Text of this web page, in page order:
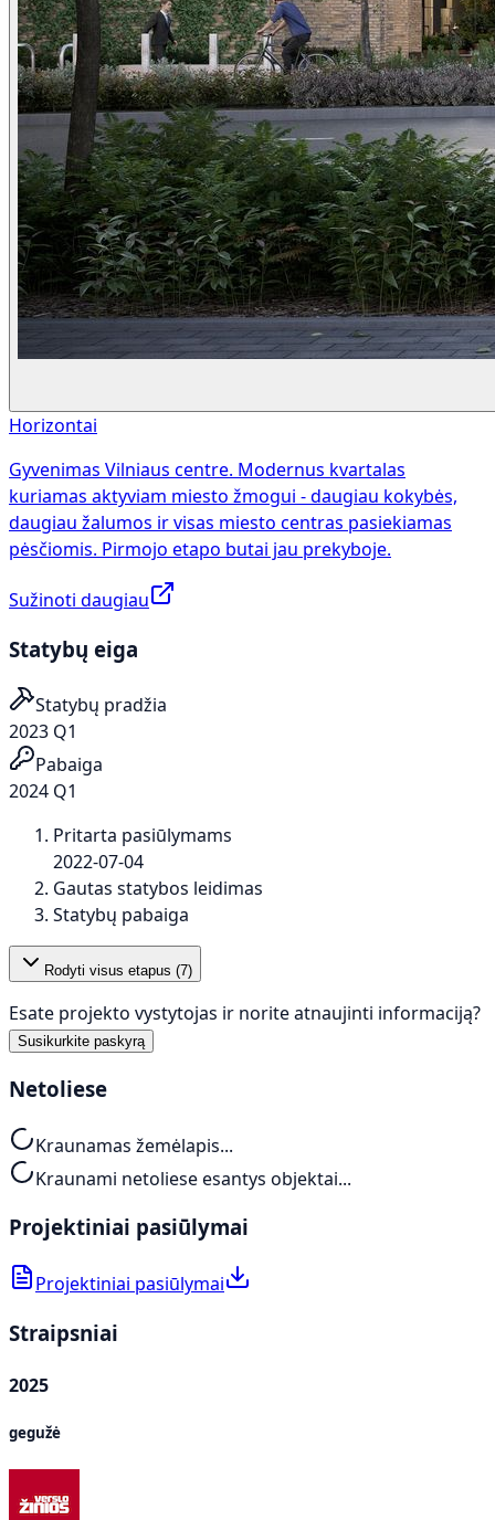
Horizontai
Gyvenimas Vilniaus centre. Modernus kvartalas
kuriamas aktyviam miesto žmogui - daugiau kokybės,
daugiau žalumos ir visas miesto centras pasiekiamas
pėsčiomis. Pirmojo etapo butai jau prekyboje.
Sužinoti daugiau
Statybų eiga
Statybų pradžia
2023 Q1
Pabaiga
2024 Q1
Pritarta pasiūlymams
2022-07-04
Gautas statybos leidimas
Statybų pabaiga
Rodyti visus etapus (7)
Esate projekto vystytojas ir norite atnaujinti informaciją?
Susikurkite paskyrą
Netoliese
Kraunamas žemėlapis...
Kraunami netoliese esantys objektai...
Projektiniai pasiūlymai
Projektiniai pasiūlymai
Straipsniai
2025
gegužė